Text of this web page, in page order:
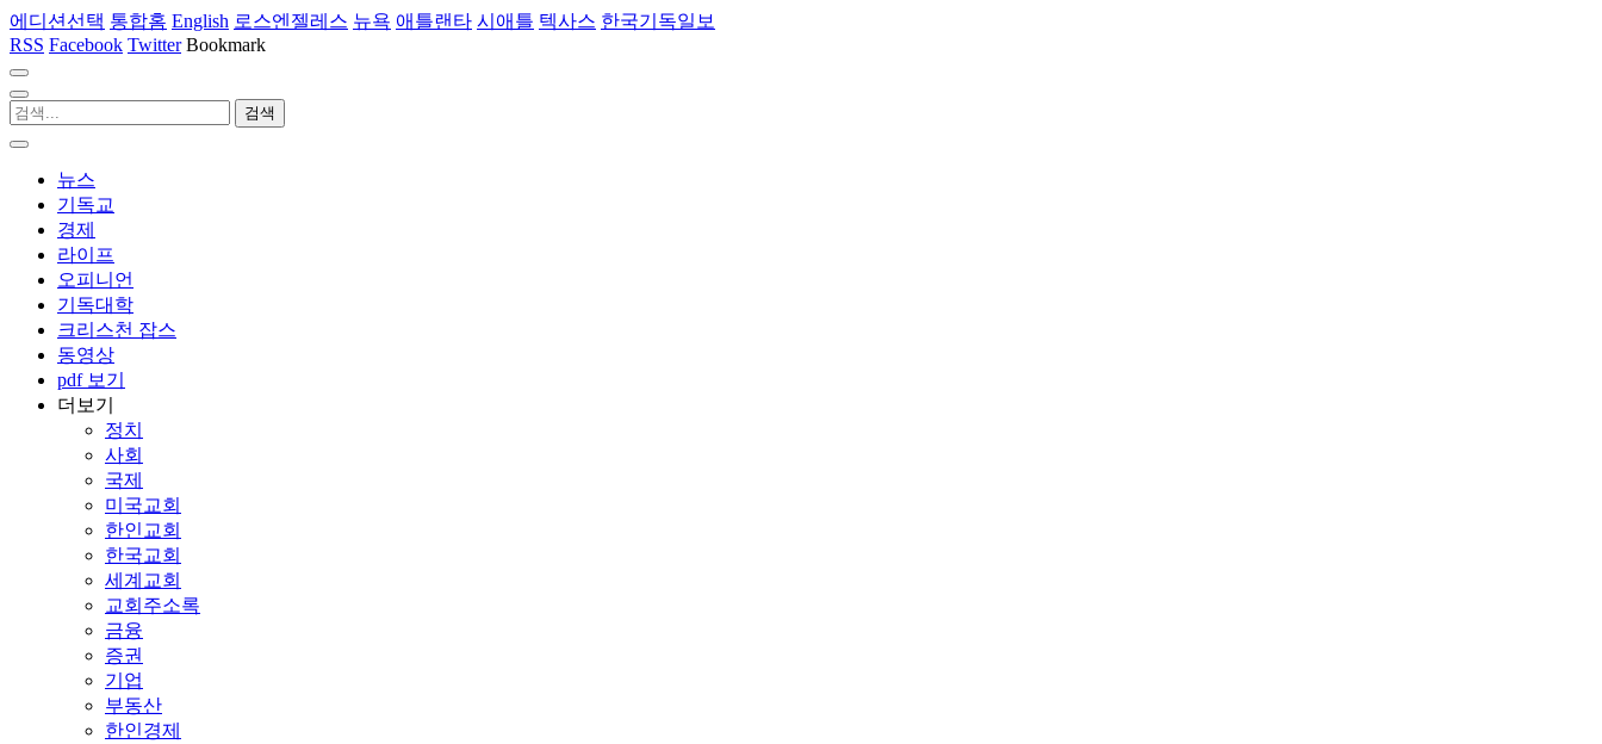
에디션선택 통합홈 English 로스엔젤레스 뉴욕 애틀랜타 시애틀 텍사스 한국기독일보
RSS Facebook Twitter Bookmark
뉴스
기독교
경제
라이프
오피니언
기독대학
크리스천 잡스
동영상
pdf 보기
더보기
정치
사회
국제
미국교회
한인교회
한국교회
세계교회
교회주소록
금융
증권
기업
부동산
한인경제